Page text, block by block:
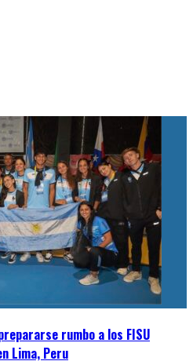
rumbo a los FISU
Lima, Peru